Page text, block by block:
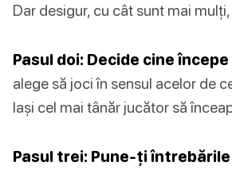
Dar desigur, cu cât sunt mai
Pasul doi: Decide cine
alege să joci în sensul acelor de
lași cel mai tânăr jucător să
Pasul trei: Pune-ți întrebările